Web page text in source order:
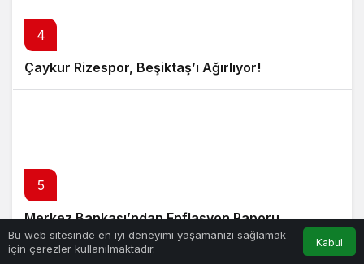
4
Çaykur Rizespor, Beşiktaş’ı Ağırlıyor!
5
Merkez Bankası’ndan Enflasyon Raporu
Açıklaması
Bu web sitesinde en iyi deneyimi yaşamanızı sağlamak
için çerezler kullanılmaktadır.
Kabul